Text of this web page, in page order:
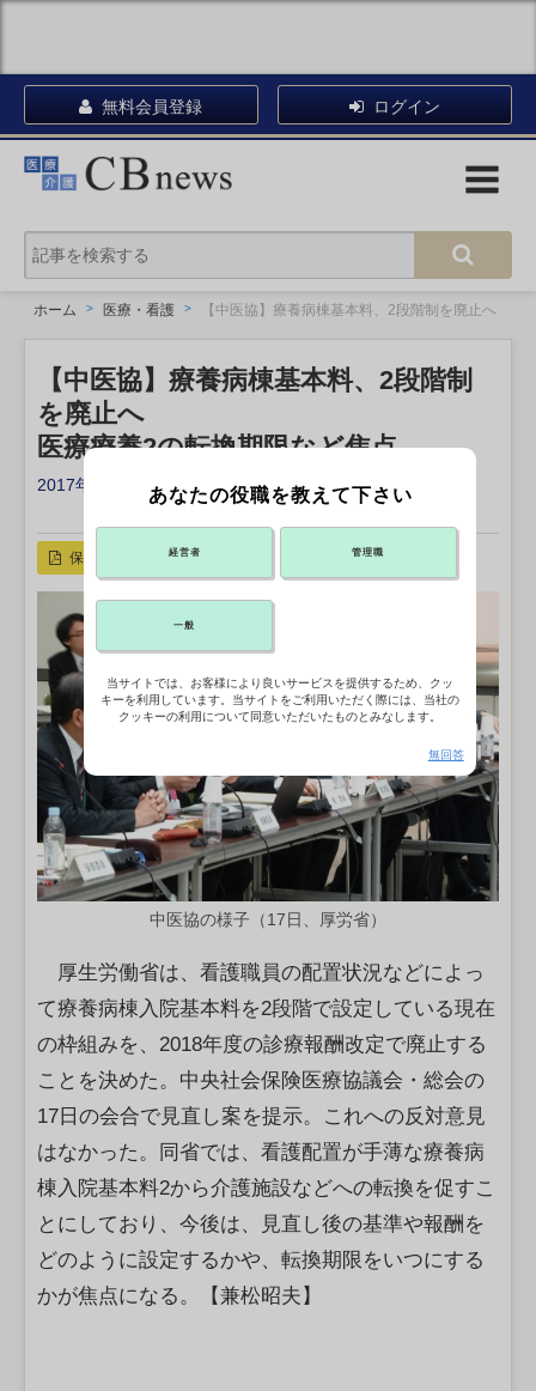
無料会員登録 ログイン
ホーム 医療・看護 【中医協】療養病棟基本料、2段階制を廃止へ
【中医協】療養病棟基本料、2段階制
を廃止へ
医療療養2の転換期限など焦点
2017年11月17日 20:30
リンクをコピー X ポスト
保存
中医協の様子（17日、厚労省）
厚生労働省は、看護職員の配置状況などによっ
て療養病棟入院基本料を2段階で設定している現在
の枠組みを、2018年度の診療報酬改定で廃止する
ことを決めた。中央社会保険医療協議会・総会の
17日の会合で見直し案を提示。これへの反対意見
はなかった。同省では、看護配置が手薄な療養病
棟入院基本料2から介護施設などへの転換を促すこ
とにしており、今後は、見直し後の基準や報酬を
どのように設定するかや、転換期限をいつにする
かが焦点になる。【兼松昭夫】
あなたの役職を教えて下さい
経営者 管理職
一般
当サイトでは、お客様により良いサービスを提供するため、クッ
キーを利用しています。当サイトをご利用いただく際には、当社の
クッキーの利用について同意いただいたものとみなします。
無回答